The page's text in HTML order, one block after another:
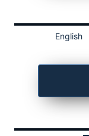
English